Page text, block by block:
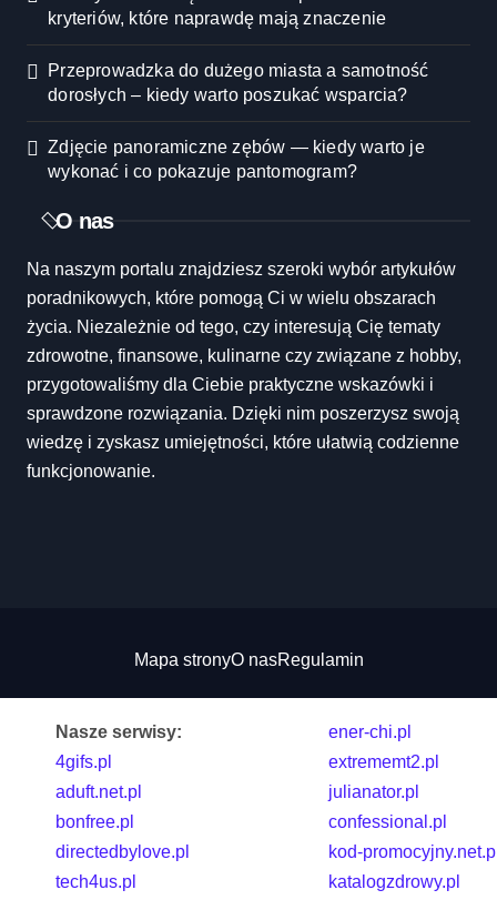
kryteriów, które naprawdę mają znaczenie
Przeprowadzka do dużego miasta a samotność
dorosłych – kiedy warto poszukać wsparcia?
Zdjęcie panoramiczne zębów — kiedy warto je
wykonać i co pokazuje pantomogram?
O nas
Na naszym portalu znajdziesz szeroki wybór artykułów
poradnikowych, które pomogą Ci w wielu obszarach
życia. Niezależnie od tego, czy interesują Cię tematy
zdrowotne, finansowe, kulinarne czy związane z hobby,
przygotowaliśmy dla Ciebie praktyczne wskazówki i
sprawdzone rozwiązania. Dzięki nim poszerzysz swoją
wiedzę i zyskasz umiejętności, które ułatwią codzienne
funkcjonowanie.
Mapa stronyO nasRegulamin
Nasze serwisy:
4gifs.pl
aduft.net.pl
bonfree.pl
directedbylove.pl
tech4us.pl
ener-chi.pl
extrememt2.pl
julianator.pl
confessional.pl
kod-
katalogzdrowy.pl